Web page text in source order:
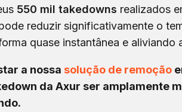
550 mil takedowns realizados
reduzir significativamente o
quase instantânea e aliviando
a nossa solução de remoção
da Axur ser amplamente